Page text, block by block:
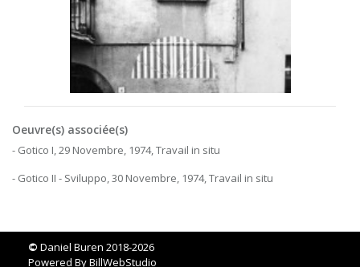
Oeuvre(s) associée(s)
- Gotico I, 29 Novembre, 1974, Travail in situ
- Gotico II - Sviluppo, 30 Novembre, 1974, Travail in situ
© Daniel Buren 2018-2026
Powered ByBillWebStudio